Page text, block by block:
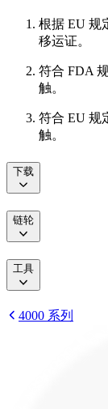
根据 EU 规
移运证。
符合 FDA
触。
符合 EU 规
触。
下载
链轮
工具
4000 系列